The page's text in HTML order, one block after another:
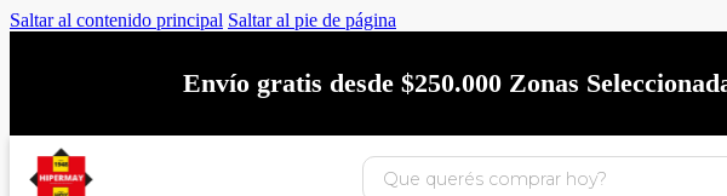
Saltar al contenido principal Saltar al pie de página
Envío gratis desde $250.000 Zonas